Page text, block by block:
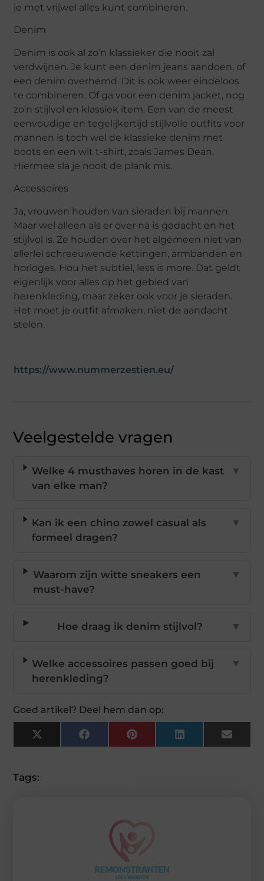
je met vrijwel alles kunt combineren.
Denim
Denim is ook al zo’n klassieker die nooit zal
verdwijnen. Je kunt een denim jeans aandoen, of
een denim overhemd. Dit is ook weer eindeloos
te combineren. Of ga voor een denim jacket, nog
zo’n stijlvol en klassiek item. Een van de meest
eenvoudige en tegelijkertijd stijlvolle outfits voor
mannen is toch wel de klassieke denim met
boots en een wit t-shirt, zoals James Dean.
Hiermee sla je nooit de plank mis.
Accessoires
Ja, vrouwen houden van sieraden bij mannen.
Maar wel alleen als er over na is gedacht en het
stijlvol is. Ze houden over het algemeen niet van
allerlei schreeuwende kettingen, armbanden en
horloges. Hou het subtiel, less is more. Dat geldt
eigenlijk voor alles op het gebied van
herenkleding, maar zeker ook voor je sieraden.
Het moet je outfit afmaken, niet de aandacht
stelen.
https://www.nummerzestien.eu/
Veelgestelde vragen
Welke 4 musthaves horen in de kast
van elke man?
▼
Kan ik een chino zowel casual als
formeel dragen?
▼
Waarom zijn witte sneakers een
must-have?
▼
Hoe draag ik denim stijlvol? ▼
Welke accessoires passen goed bij
herenkleding?
▼
Goed artikel? Deel hem dan op:
X
(Twitter)
FacebookPinterestLinkedInEmail
Tags: